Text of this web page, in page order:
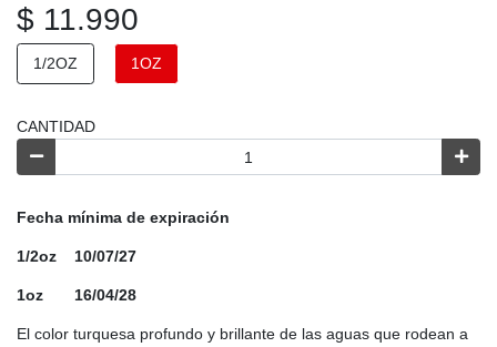
$ 11.990
1/2OZ 1OZ
CANTIDAD
Fecha mínima de expiración
1/2oz 10/07/27
1oz 16/04/28
El color turquesa profundo y brillante de las aguas que rodean a